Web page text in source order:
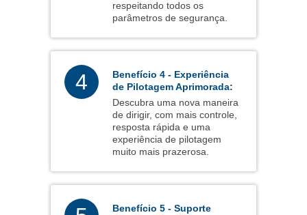
respeitando todos os
parâmetros de segurança.
4
Benefício 4 - Experiência
de Pilotagem Aprimorada:
Descubra uma nova maneira
de dirigir, com mais controle,
resposta rápida e uma
experiência de pilotagem
muito mais prazerosa.
Benefício 5 - Suporte